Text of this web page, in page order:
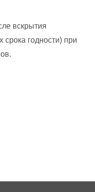
вскрытия
срока годности) при